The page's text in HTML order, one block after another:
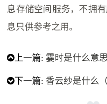
息存储空间服务，不拥
息只供参考之用。
上一篇: 霎时是什么意
下一篇: 香云纱是什么